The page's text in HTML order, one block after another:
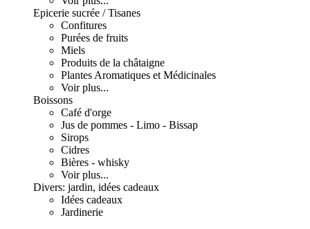
Epicerie sucrée / Tisanes
Confitures
Purées de fruits
Miels
Produits de la châtaigne
Plantes Aromatiques et Médicinales
Voir plus...
Boissons
Café d'orge
Jus de pommes - Limo - Bissap
Sirops
Cidres
Bières - whisky
Voir plus...
Divers: jardin, idées cadeaux
Idées cadeaux
Jardinerie